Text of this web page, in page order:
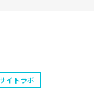
イトラボ